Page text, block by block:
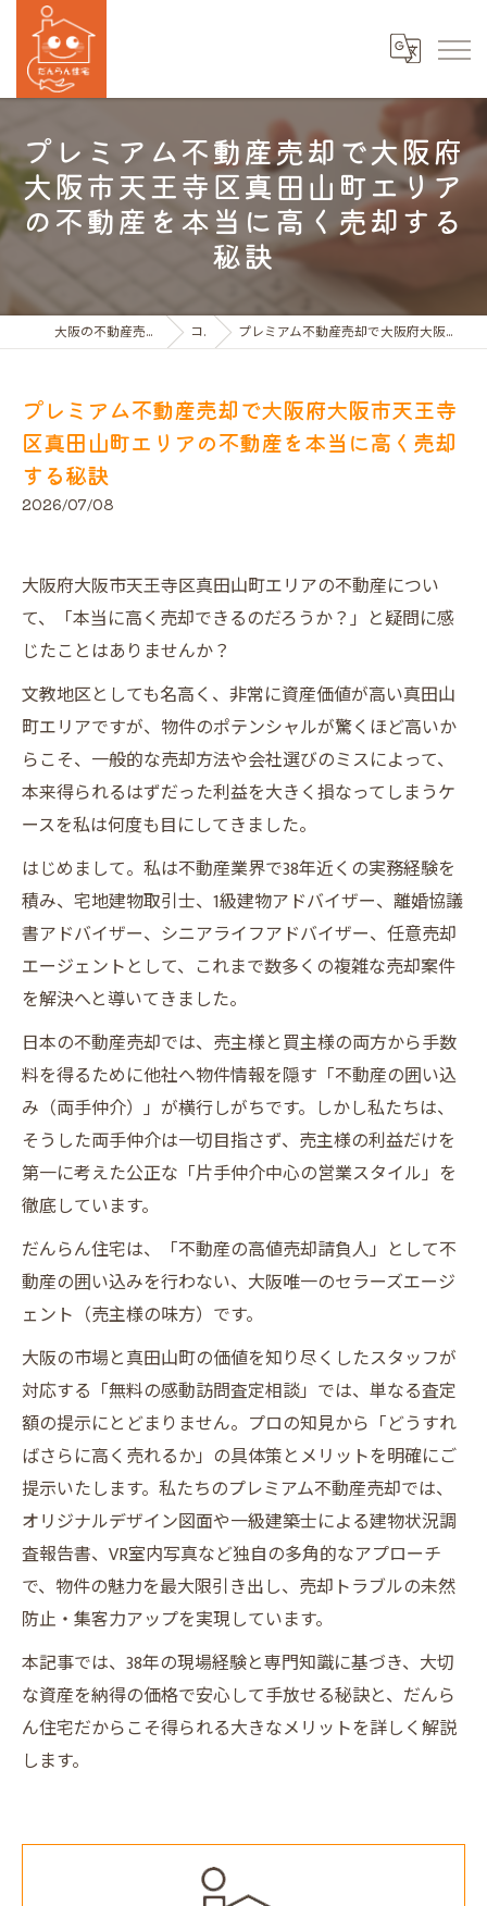
プレミアム不動産売却で大阪府
大阪市天王寺区真田山町エリア
の不動産を本当に高く売却する
秘訣
大阪の不動産売買ならだんらん住宅株式会社 コラム プレミアム不動産売却で大阪府大阪市天王寺区真田山町エリアの不動産を本当に高く売却する秘訣
プレミアム不動産売却で大阪府大阪市天王寺
区真田山町エリアの不動産を本当に高く売却
する秘訣
2026/07/08
大阪府大阪市天王寺区真田山町エリアの不動産につい
て、「本当に高く売却できるのだろうか？」と疑問に感
じたことはありませんか？
文教地区としても名高く、非常に資産価値が高い真田山
町エリアですが、物件のポテンシャルが驚くほど高いか
らこそ、一般的な売却方法や会社選びのミスによって、
本来得られるはずだった利益を大きく損なってしまうケ
ースを私は何度も目にしてきました。
はじめまして。私は不動産業界で38年近くの実務経験を
積み、宅地建物取引士、1級建物アドバイザー、離婚協議
書アドバイザー、シニアライフアドバイザー、任意売却
エージェントとして、これまで数多くの複雑な売却案件
を解決へと導いてきました。
日本の不動産売却では、売主様と買主様の両方から手数
料を得るために他社へ物件情報を隠す「不動産の囲い込
み（両手仲介）」が横行しがちです。しかし私たちは、
そうした両手仲介は一切目指さず、売主様の利益だけを
第一に考えた公正な「片手仲介中心の営業スタイル」を
徹底しています。
だんらん住宅は、「不動産の高値売却請負人」として不
動産の囲い込みを行わない、大阪唯一のセラーズエージ
ェント（売主様の味方）です。
大阪の市場と真田山町の価値を知り尽くしたスタッフが
対応する「無料の感動訪問査定相談」では、単なる査定
額の提示にとどまりません。プロの知見から「どうすれ
ばさらに高く売れるか」の具体策とメリットを明確にご
提示いたします。私たちのプレミアム不動産売却では、
オリジナルデザイン図面や一級建築士による建物状況調
査報告書、VR室内写真など独自の多角的なアプローチ
で、物件の魅力を最大限引き出し、売却トラブルの未然
防止・集客力アップを実現しています。
本記事では、38年の現場経験と専門知識に基づき、大切
な資産を納得の価格で安心して手放せる秘訣と、だんら
ん住宅だからこそ得られる大きなメリットを詳しく解説
します。